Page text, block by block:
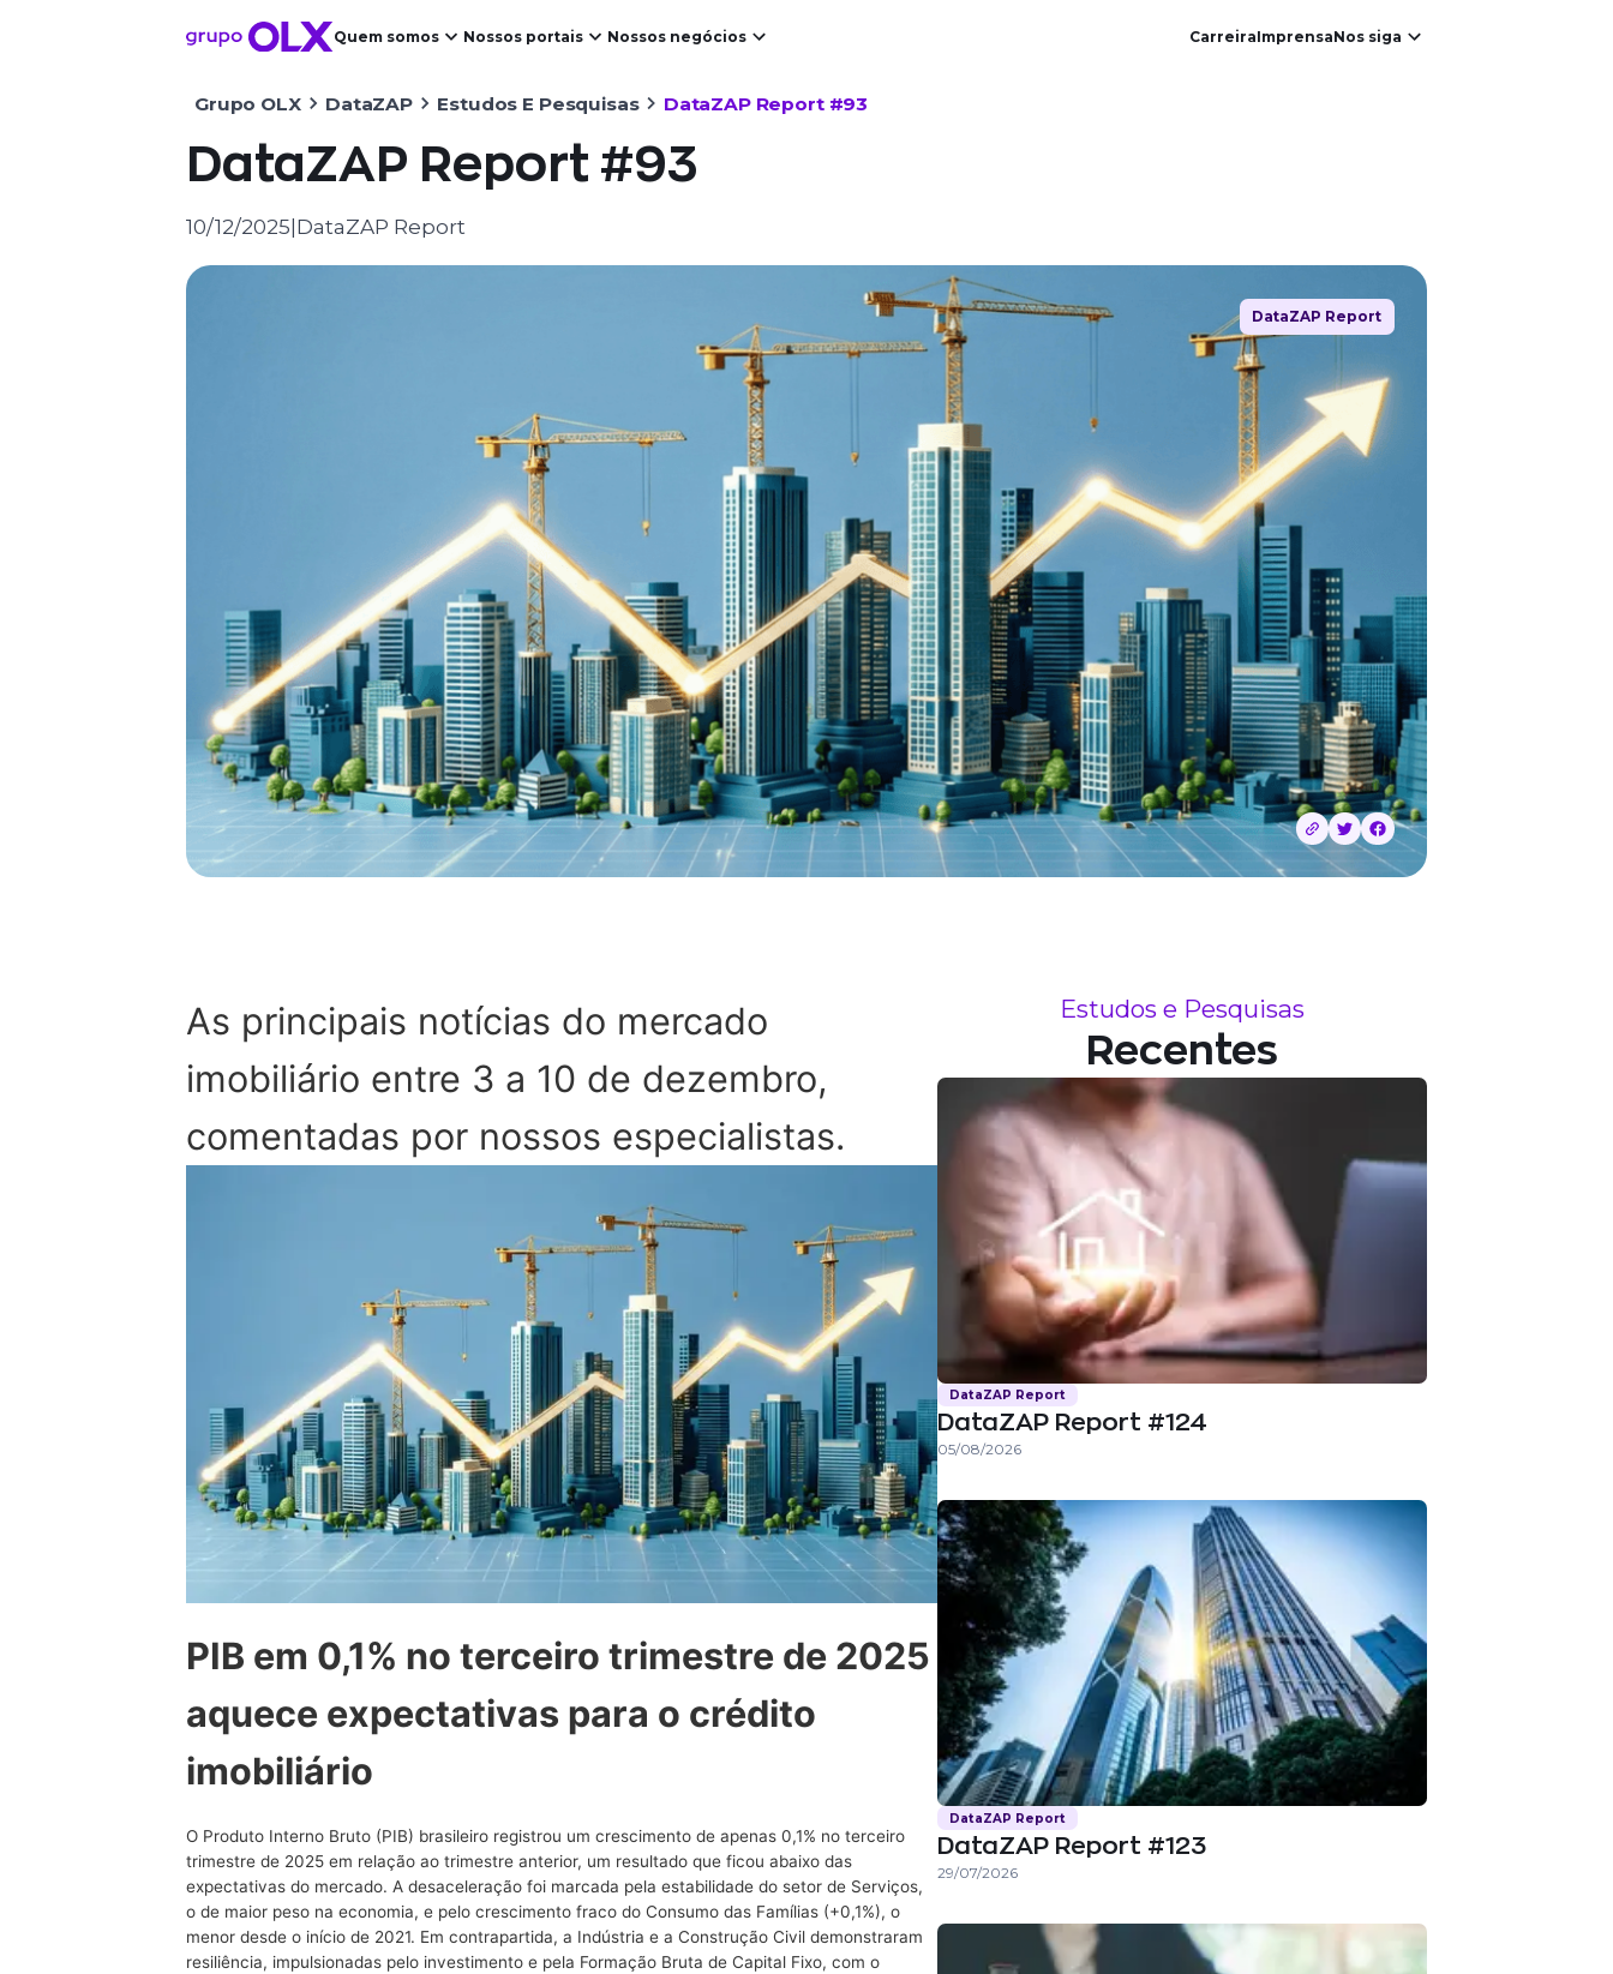
Quem somos Nossos portais Nossos negócios CarreiraImprensaNos siga
Grupo OLX DataZAP Estudos E Pesquisas DataZAP Report #93
DataZAP Report #93
10/12/2025|DataZAP Report
DataZAP Report
As principais notícias do mercado
imobiliário entre 3 a 10 de dezembro,
comentadas por nossos especialistas.
PIB em 0,1% no terceiro trimestre de 2025
aquece expectativas para o crédito
imobiliário
O Produto Interno Bruto (PIB) brasileiro registrou um crescimento de apenas 0,1% no terceiro
trimestre de 2025 em relação ao trimestre anterior, um resultado que ficou abaixo das
expectativas do mercado. A desaceleração foi marcada pela estabilidade do setor de Serviços,
o de maior peso na economia, e pelo crescimento fraco do Consumo das Famílias (+0,1%), o
menor desde o início de 2021. Em contrapartida, a Indústria e a Construção Civil demonstraram
resiliência, impulsionadas pelo investimento e pela Formação Bruta de Capital Fixo, com o
Estudos e Pesquisas
Recentes
DataZAP Report
DataZAP Report #124
05/08/2026
DataZAP Report
DataZAP Report #123
29/07/2026